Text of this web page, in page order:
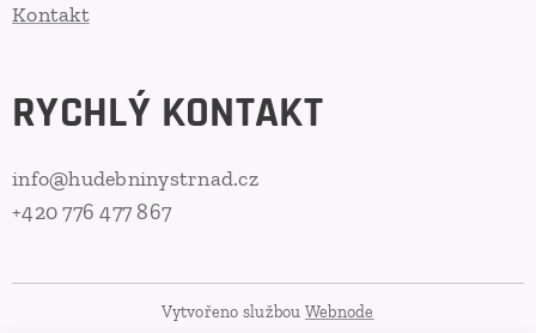
Kontakt
RYCHLÝ KONTAKT
info@hudebninystrnad.cz
+420 776 477 867
Vytvořeno službou Webnode